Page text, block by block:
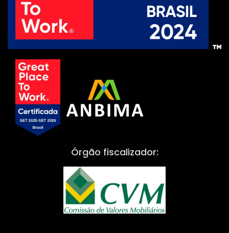
Órgão fiscalizador: